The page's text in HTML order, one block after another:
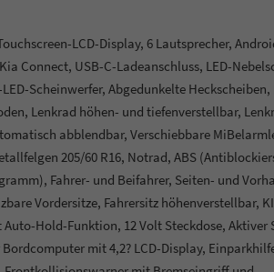
LCD-Display, 6 Lautsprecher,
Connect, USB-C-Ladeanschluss, LED-
Scheinwerfer, Abgedunkelte
Lenkrad höhen- und tiefenverstellbar,
abblendbar, Verschiebbare
205/60 R16, Notrad, ABS
Fahrer- und Beifahrer, Seiten- und
Vordersitze, Fahrersitz höhenverstellbar,
Hold-Funktion, 12 Volt Steckdose, Aktiver
mit 4,2? LCD-Display,